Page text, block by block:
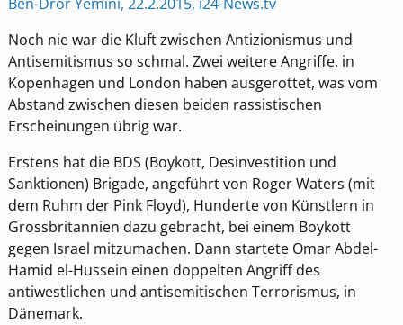
Noch nie war die Kluft zwischen Antizionismus und
Antisemitismus so schmal. Zwei weitere Angriffe, in
Kopenhagen und London haben ausgerottet, was vom
Abstand zwischen diesen beiden rassistischen
Erscheinungen übrig war.
Erstens hat die BDS (Boykott, Desinvestition und
Sanktionen) Brigade, angeführt von Roger Waters (mit
dem Ruhm der Pink Floyd), Hunderte von Künstlern in
Grossbritannien dazu gebracht, bei einem Boykott
gegen Israel mitzumachen. Dann startete Omar Abdel-
Hamid el-Hussein einen doppelten Angriff des
antiwestlichen und antisemitischen Terrorismus, in
Dänemark.